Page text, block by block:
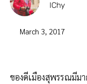
IChy
March 3, 2017
ของดีเมืองสุพรรณมีม